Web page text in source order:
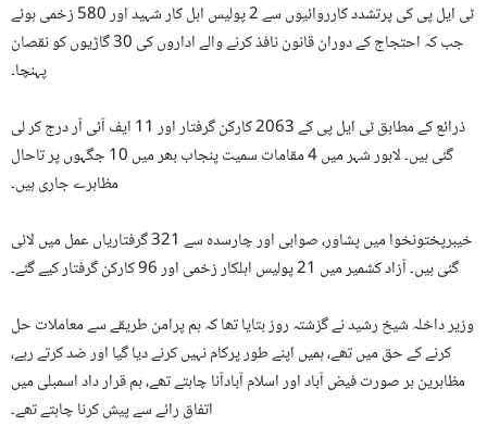
ٹی ایل پی کی پرتشدد کارروائیوں سے 2 پولیس اہل کار شہید اور 580 زخمی ہوئے
جب کہ احتجاج کے دوران قانون نافذ کرنے والے اداروں کی 30 گاڑیوں کو نقصان
پہنچا۔
ذرائع کے مطابق ٹی ایل پی کے 2063 کارکن گرفتار اور 11 ایف آئی آر درج کر لی
گئی ہیں۔ لاہور شہر میں 4 مقامات سمیت پنجاب بھر میں 10 جگہوں پر تاحال
مظاہرے جاری ہیں۔
خیبرپختونخوا میں پشاور، صوابی اور چارسدہ سے 321 گرفتاریاں عمل میں لائی
گئی ہیں۔ آزاد کشمیر میں 21 پولیس اہلکار زخمی اور 96 کارکن گرفتار کیے گئے۔
وزیر داخلہ شیخ رشید نے گزشتہ روز بتایا تھا کہ ہم پرامن طریقے سے معاملات حل
کرنے کے حق میں تھے، ہمیں اپنے طور پرکام نہیں کرنے دیا گیا اور ضد کرتے رہے،
مظاہرین ہر صورت فیض آباد اور اسلام آبادآنا چاہتے تھے، ہم قرار داد اسمبلی میں
اتفاق رائے سے پیش کرنا چاہتے تھے۔